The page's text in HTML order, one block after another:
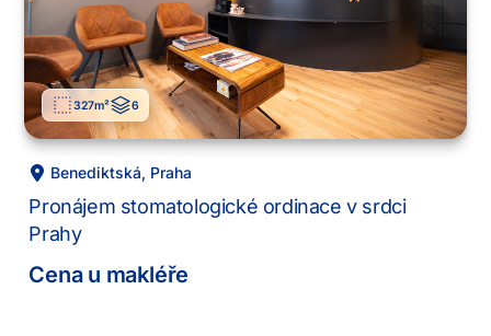
327m² 6
Benediktská, Praha
Pronájem stomatologické ordinace v srdci
Prahy
Cena u makléře